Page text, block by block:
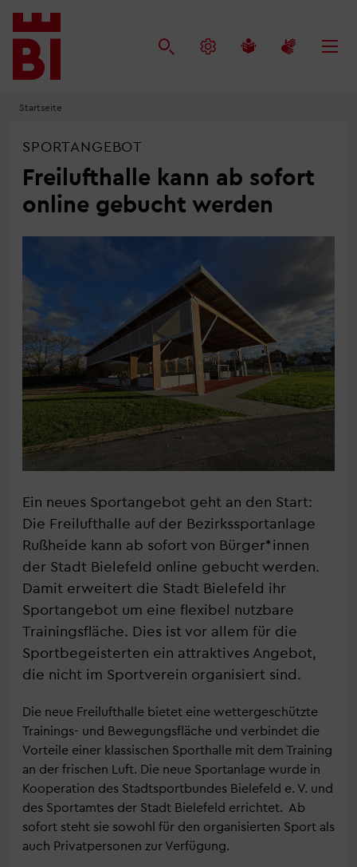
Inhalt
anspringen
Menü
anspringen
Suche
anspringen
Startseite
SPORTANGEBOT
Freilufthalle kann ab sofort
online gebucht werden
Ein neues Sportangebot geht an den Start:
Die Freilufthalle auf der Bezirkssportanlage
Rußheide kann ab sofort von Bürger*innen
der Stadt Bielefeld online gebucht werden.
Damit erweitert die Stadt Bielefeld ihr
Sportangebot um eine flexibel nutzbare
Trainingsfläche. Dies ist vor allem für die
Sportbegeisterten ein attraktives Angebot,
die nicht im Sportverein organisiert sind.
Die neue Freilufthalle bietet eine wettergeschützte
Trainings- und Bewegungsfläche und verbindet die
Vorteile einer klassischen Sporthalle mit dem Training
an der frischen Luft. Die neue Sportanlage wurde in
Kooperation des Stadtsportbundes Bielefeld e. V. und
des Sportamtes der Stadt Bielefeld errichtet. Ab
sofort steht sie sowohl für den organisierten Sport als
auch Privatpersonen zur Verfügung.